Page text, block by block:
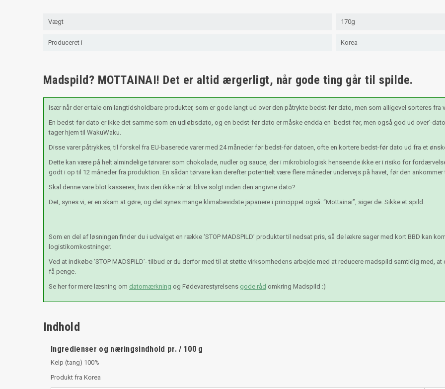
Vægt 170g
Produceret i Korea
Madspild? MOTTAINAI! Det er altid ærgerligt, når gode ting går til spilde.
Især når der er tale om langtidsholdbare produkter, som er gode langt ud over den påtrykte bedst-før dato, men som alligevel sorteres fra
En bedst-før dato er ikke det samme som en udløbsdato, og en bedst-før dato er måske endda en ‘bedst-før, men også god ud over’-
tager hjem til WakuWaku.
Disse varer påtrykkes, til forskel fra EU-baserede varer med 24 måneder før bedst-før datoen, ofte en kortere bedst-før dato ud fra et
Dette kan være på helt almindelige tørvarer som chokolade, nudler og sauce, der i mikrobiologisk henseende ikke er i risiko for
godt i op til 12 måneder fra produktion. En sådan tørvare kan derefter potentielt være flere måneder undervejs på havet, før den ankommer
Skal denne vare blot kasseres, hvis den ikke når at blive solgt inden den angivne dato?
Det, synes vi, er en skam at gøre, og det synes mange klimabevidste japanere i princippet også. “Mottainai”, siger de. Sikke et spild.
Som en del af løsningen finder du i udvalget en række ‘STOP MADSPILD’ produkter til nedsat pris, så de lækre sager med kort BBD kan
logistikomkostninger.
Ved at indkøbe ‘STOP MADSPILD’- tilbud er du derfor med til at støtte virksomhedens arbejde med at reducere madspild samtidig med,
få penge.
Se her for mere læsning om datomærkning og Fødevarestyrelsens gode råd omkring Madspild :)
Indhold
Ingredienser og næringsindhold pr. / 100 g
Kelp (tang) 100%
Produkt fra Korea